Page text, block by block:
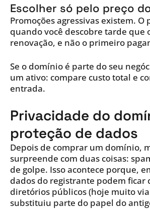
Escolher só pelo preço
Promoções agressivas existem. O
quando você descobre tarde que
renovação, e não o primeiro
Se o domínio é parte do seu
um ativo: compare custo total e
entrada.
Privacidade do
proteção de dados
Depois de comprar um domínio,
surpreende com duas coisas:
de golpe. Isso acontece porque,
dados do registrante podem ficar
diretórios públicos (hoje muito via
substituiu parte do papel do